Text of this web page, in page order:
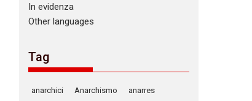
In evidenza
Other languages
Tag
anarchici Anarchismo anarres